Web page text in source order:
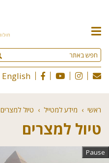
תפריט
האתר
English
ראשי › מידע למטייל › טיול למצרים
טיול למצרים
Pause